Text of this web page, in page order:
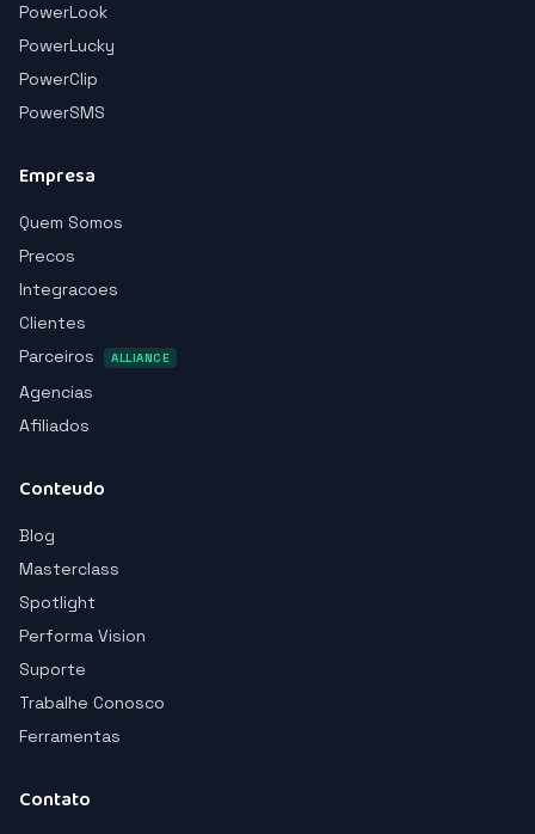
PowerLook
PowerLucky
PowerClip
PowerSMS
Empresa
Quem Somos
Precos
Integracoes
Clientes
Parceiros
ALLIANCE
Agencias
Afiliados
Conteudo
Blog
Masterclass
Spotlight
Performa Vision
Suporte
Trabalhe Conosco
Ferramentas
Contato